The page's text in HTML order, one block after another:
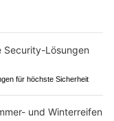
für höchste Sicherheit